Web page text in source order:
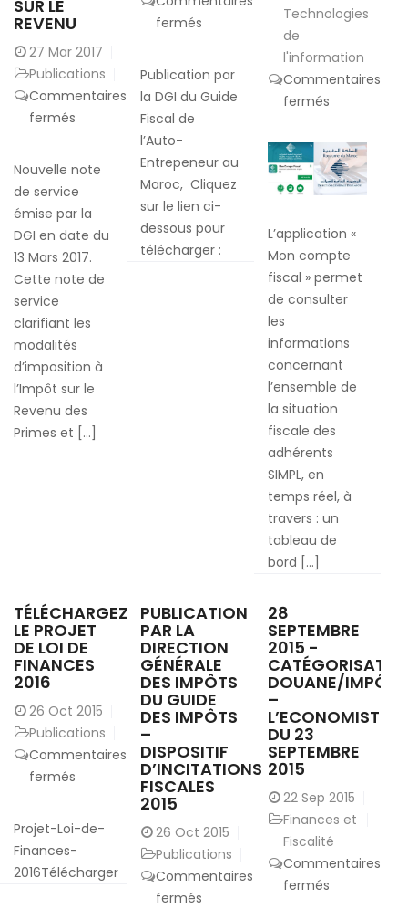
SUR LE
REVENU
27 Mar 2017
Publications
Commentaires
fermés
–
Nouvelle
Note
de
clarifiant
règles
applicables
le
Revenu
Nouvelle note
de service
émise par la
DGI en date du
13 Mars 2017.
Cette note de
service
clarifiant les
modalités
d’imposition à
l’Impôt sur le
Revenu des
Primes et […]
fermés
2016
de
l’Auto-
Publication par
la DGI du Guide
Fiscal de
l’Auto-
Entrepeneur au
Maroc, Cliquez
sur le lien ci-
dessous pour
télécharger :
Technologies
de
l'information
Commentaires
ferméssur
Décembre
2017
–
par
la
DGI
de
“Mon
Compte
Fiscal”
L’application «
Mon compte
fiscal » permet
de consulter
les
informations
concernant
l’ensemble de
la situation
fiscale des
adhérents
SIMPL, en
temps réel, à
travers : un
tableau de
bord […]
TÉLÉCHARGEZ
LE PROJET
DE LOI DE
FINANCES
2016
26 Oct 2015
Publications
Commentaires
fermés
Téléchargez
de
Projet-Loi-de-
Finances-
2016Télécharger
PUBLICATION
PAR LA
DIRECTION
GÉNÉRALE
DES IMPÔTS
DU GUIDE
DES IMPÔTS
–
DISPOSITIF
D’INCITATIONS
FISCALES
2015
26 Oct 2015
Publications
Commentaires
fermés
28
SEPTEMBRE
2015 -
DOUANE/IMPÔT
–
L’ECONOMISTE
DU 23
SEPTEMBRE
2015
22 Sep 2015
Finances et
Fiscalité
Commentaires
ferméssur